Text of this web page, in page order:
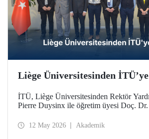
Liège Üniversitesinden
İTÜ, Liège Üniversitesinden Rektör
Pierre Duysinx ile öğretim üyesi Doç.
Ekonomik Misyon kapsamında gerçekleşti.
12 May 2026 Akademik